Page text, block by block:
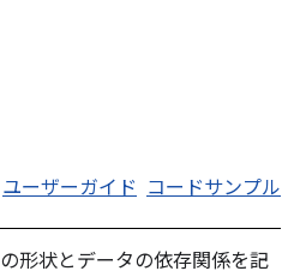
ユーザーガイド コードサンプル
形状とデータの依存関係を記